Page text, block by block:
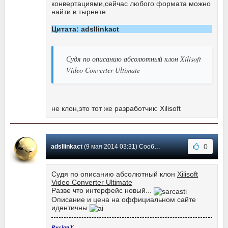
конвертациями,сейчас любого формата можно
найти в тырнете
Цитата: adsllinkact
Судя по описанию абсолютный клон Xilisoft
Video Converter Ultimate
не клон,это тот же разработчик: Xilisoft
adsllinkact(9 мая 2014 03:31) Сообщение #1 0
Судя по описанию абсолютный клон Xilisoft
Video Converter Ultimate
Разве что интерфейс новый...
Описание и цена на оффициальном сайте
идентичны